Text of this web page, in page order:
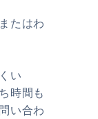
たはわ
い
時間も
い合わ